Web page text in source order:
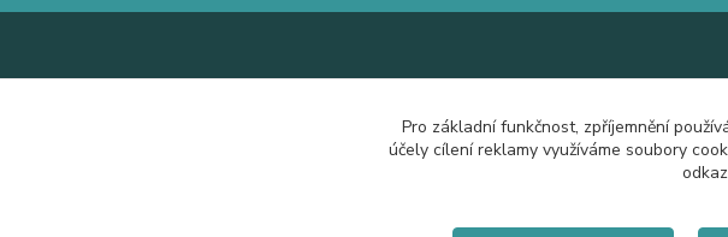
Pro základní funkčnost, zpříjemnění
účely cílení reklamy využíváme soubory